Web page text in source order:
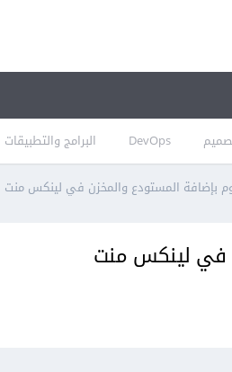
DevOps البرامج والتطبيقات
بإضافة المستودع والمخزن في لينكس منت
في لينكس منت